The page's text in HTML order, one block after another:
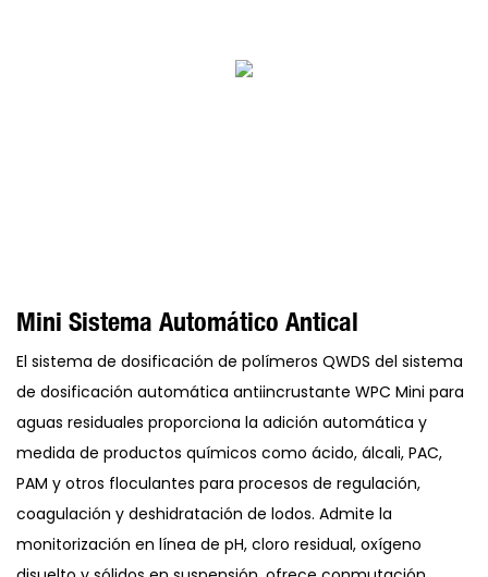
Mini Sistema Automático Antical
El sistema de dosificación de polímeros QWDS del sistema
de dosificación automática antiincrustante WPC Mini para
aguas residuales proporciona la adición automática y
medida de productos químicos como ácido, álcali, PAC,
PAM y otros floculantes para procesos de regulación,
coagulación y deshidratación de lodos. Admite la
monitorización en línea de pH, cloro residual, oxígeno